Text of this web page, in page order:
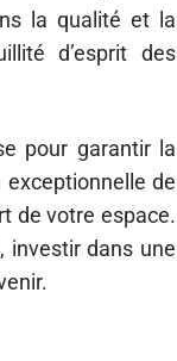
la qualité et la
d’esprit des
pour garantir la
de
de votre espace.
investir dans une